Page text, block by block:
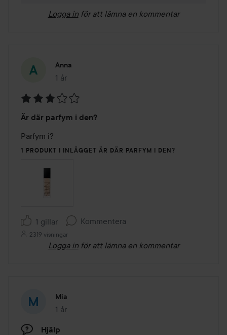
Logga in för att lämna en kommentar
Anna
1 år
Inlägget skapades 1 år
3
av
5
Är där parfym i den?
Parfym i?
1 PRODUKT I INLÄGGET ÄR DÄR PARFYM I DEN?
1 gillar Kommentera
2319 visningar
Logga in för att lämna en kommentar
Mia
1 år
Inlägget skapades 1 år
Hjälp